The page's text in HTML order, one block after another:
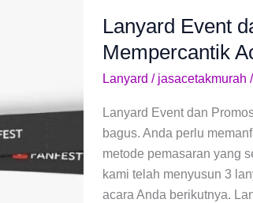
Lanyard Event
Mempercantik
Lanyard / jasacetakmurah /
Lanyard Event dan
bagus. Anda perlu
metode pemasaran yang
kami telah menyusun 3
acara Anda berikutnya.
Event
dan
:
3
Lanyard
Unik
untuk
Mempercantik